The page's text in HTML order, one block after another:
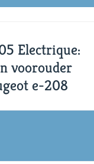
Electrique:
voorouder
e-208